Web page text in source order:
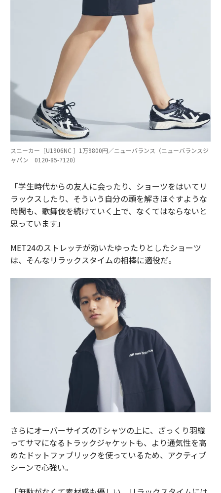
スニーカー［U1906NC ］1万9800円／ニューバランス（ニューバランスジ
ャパン 0120-85-7120）
「学生時代からの友人に会ったり、ショーツをはいてリ
ラックスしたり、そういう自分の頭を解きほぐすような
時間も、歌舞伎を続けていく上で、なくてはならないと
思っています」
MET24のストレッチが効いたゆったりとしたショーツ
は、そんなリラックスタイムの相棒に適役だ。
さらにオーバーサイズのTシャツの上に、ざっくり羽織
ってサマになるトラックジャケットも、より通気性を高
めたドットファブリックを使っているため、アクティブ
シーンで心強い。